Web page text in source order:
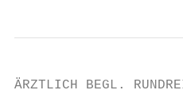
ÄRZTLICH BEGL.